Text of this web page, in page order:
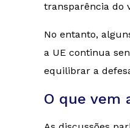
transparência do
No entanto,
a UE continua
equilibrar a
O que vem